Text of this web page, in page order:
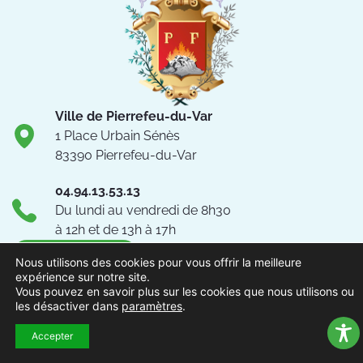
Ville de Pierrefeu-du-Var
1 Place Urbain Sénès
83390 Pierrefeu-du-Var
04.94.13.53.13
Du lundi au vendredi de 8h30
à 12h et de 13h à 17h
Suivez-nous !
Nous utilisons des cookies pour vous offrir la meilleure
expérience sur notre site.
Vous pouvez en savoir plus sur les cookies que nous utilisons ou
les désactiver dans paramètres.
Accepter